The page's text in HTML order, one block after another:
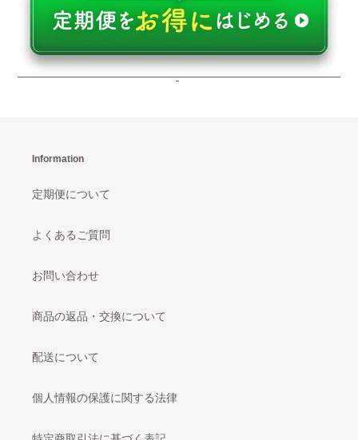
Information
定期便について
よくあるご質問
お問い合わせ
商品の返品・交換について
配送について
個人情報の保護に関する法律